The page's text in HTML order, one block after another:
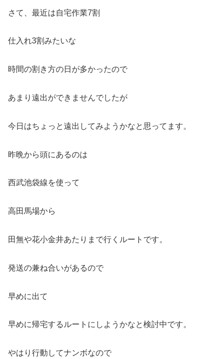
さて、最近は自宅作業7割
仕入れ3割みたいな
時間の割き方の日が多かったので
あまり遠出ができませんでしたが
今日はちょっと遠出してみようかなと思ってます。
昨晩から頭にあるのは
西武池袋線を使って
高田馬場から
田無や花小金井あたりまで行くルートです。
発送の兼ね合いがあるので
早めに出て
早めに帰宅するルートにしようかなと検討中です。
やはり行動してナンボなので